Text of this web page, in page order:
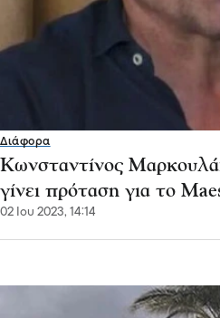
Διάφορα
Κωνσταντίνος
γίνει πρόταση για το
02 Ιου 2023, 14:14